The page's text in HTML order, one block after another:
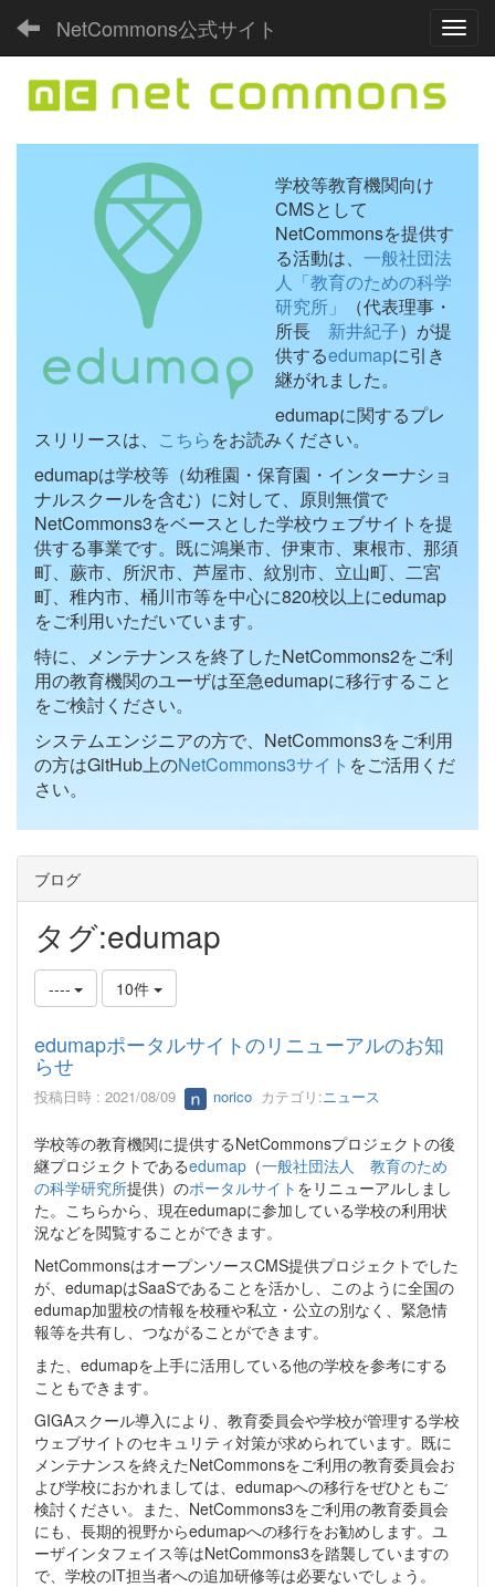
NetCommons公式サイト
学校等教育機関向け
CMSとして
NetCommonsを提供す
る活動は、 一般社団法
人「教育のための科学
研究所」
（代表理事・
所長 新井紀子）が提
供するedumapに引き
継がれました。
edumapに関するプレ
スリリースは、 こちらをお読みください。
edumapは学校等（幼稚園・保育園・インターナショ
ナルスクールを含む）に対して、原則無償で
NetCommons3をベースとした学校ウェブサイトを提
供する事業です。既に鴻巣市、伊東市、東根市、那須
町、蕨市、所沢市、芦屋市、紋別市、立山町、二宮
町、稚内市、桶川市等を中心に820校以上にedumap
をご利用いただいています。
特に、メンテナンスを終了したNetCommons2をご利
用の教育機関のユーザは至急edumapに移行すること
をご検討ください。
システムエンジニアの方で、NetCommons3をご利用
の方はGitHub上のNetCommons3サイト をご活用くだ
さい。
ブログ
タグ:edumap
---- 10件
edumapポータルサイトのリニューアルのお知
らせ
投稿日時 : 2021/08/09 norico カテゴリ:ニュース
学校等の教育機関に提供するNetCommonsプロジェクトの後
継プロジェクトであるedumap （一般社団法人 教育のため
の科学研究所提供）のポータルサイト をリニューアルしまし
た。こちらから、現在edumapに参加している学校の利用状
況などを閲覧することができます。
NetCommonsはオープンソースCMS提供プロジェクトでした
が、edumapはSaaSであることを活かし、このように全国の
edumap加盟校の情報を校種や私立・公立の別なく、緊急情
報等を共有し、つながることができます。
また、edumapを上手に活用している他の学校を参考にする
こともできます。
GIGAスクール導入により、教育委員会や学校が管理する学校
ウェブサイトのセキュリティ対策が求められています。既に
メンテナンスを終えたNetCommonsをご利用の教育委員会お
よび学校におかれましては、edumapへの移行をぜひともご
検討ください。また、NetCommons3をご利用の教育委員会
にも、長期的視野からedumapへの移行をお勧めします。ユ
ーザインタフェイス等はNetCommons3を踏襲していますの
で、学校のIT担当者への追加研修等は必要ないでしょう。